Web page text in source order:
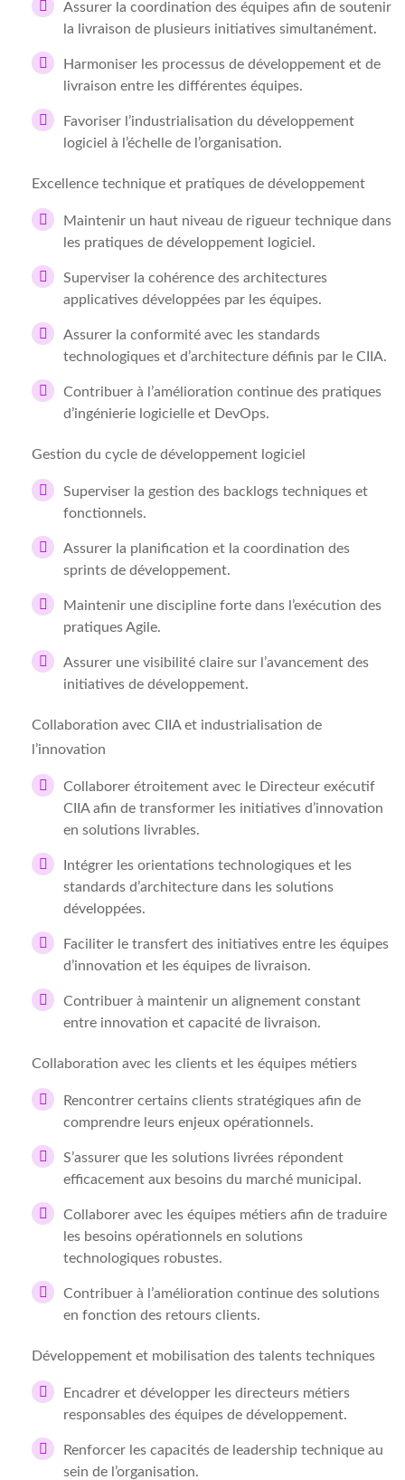
Assurer la coordination des équipes afin de soutenir
la livraison de plusieurs initiatives simultanément.
Harmoniser les processus de développement et de
livraison entre les différentes équipes.
Favoriser l’industrialisation du développement
logiciel à l’échelle de l’organisation.
Excellence technique et pratiques de développement
Maintenir un haut niveau de rigueur technique dans
les pratiques de développement logiciel.
Superviser la cohérence des architectures
applicatives développées par les équipes.
Assurer la conformité avec les standards
technologiques et d’architecture définis par le CIIA.
Contribuer à l’amélioration continue des pratiques
d’ingénierie logicielle et DevOps.
Gestion du cycle de développement logiciel
Superviser la gestion des backlogs techniques et
fonctionnels.
Assurer la planification et la coordination des
sprints de développement.
Maintenir une discipline forte dans l’exécution des
pratiques Agile.
Assurer une visibilité claire sur l’avancement des
initiatives de développement.
Collaboration avec CIIA et industrialisation de
l’innovation
Collaborer étroitement avec le Directeur exécutif
CIIA afin de transformer les initiatives d’innovation
en solutions livrables.
Intégrer les orientations technologiques et les
standards d’architecture dans les solutions
développées.
Faciliter le transfert des initiatives entre les équipes
d’innovation et les équipes de livraison.
Contribuer à maintenir un alignement constant
entre innovation et capacité de livraison.
Collaboration avec les clients et les équipes métiers
Rencontrer certains clients stratégiques afin de
comprendre leurs enjeux opérationnels.
S’assurer que les solutions livrées répondent
efficacement aux besoins du marché municipal.
Collaborer avec les équipes métiers afin de traduire
les besoins opérationnels en solutions
technologiques robustes.
Contribuer à l’amélioration continue des solutions
en fonction des retours clients.
Développement et mobilisation des talents techniques
Encadrer et développer les directeurs métiers
responsables des équipes de développement.
Renforcer les capacités de leadership technique au
sein de l’organisation.